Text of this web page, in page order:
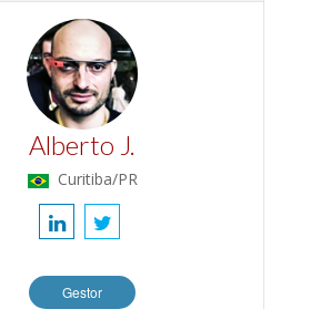
Alberto J.
Curitiba/PR
Gestor